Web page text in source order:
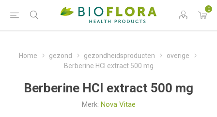
0
Home gezond gezondheidsproducten
overige
Berberine HCI extract 500 mg
Berberine HCI extract 500 mg
Merk: Nova Vitae